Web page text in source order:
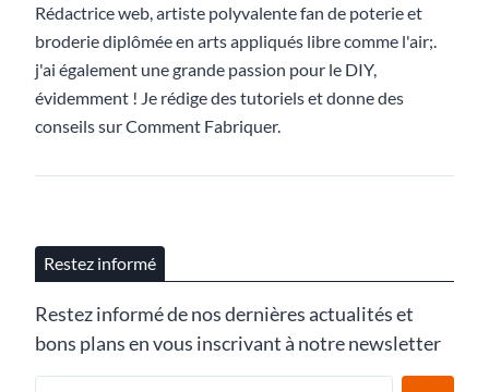
Rédactrice web, artiste polyvalente fan de poterie et
broderie diplômée en arts appliqués libre comme l'air;.
j'ai également une grande passion pour le DIY,
évidemment ! Je rédige des tutoriels et donne des
conseils sur Comment Fabriquer.
Restez informé
Restez informé de nos dernières actualités et
bons plans en vous inscrivant à notre newsletter